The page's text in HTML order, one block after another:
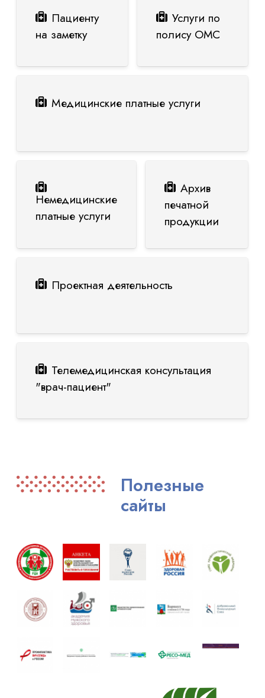
Пациенту
на заметку
Услуги по
полису ОМС
Медицинские платные услуги
Немедицинские
платные услуги
Архив
печатной
продукции
Проектная деятельность
Телемедицинская консультация
"врач-пациент"
Полезные
сайты